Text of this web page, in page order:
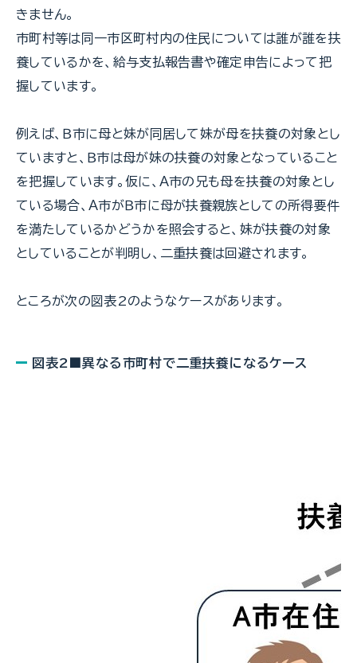
きません。
市町村等は同一市区町村内の住民については誰が誰を扶
養しているかを、給与支払報告書や確定申告によって把
握しています。
例えば、Ｂ市に母と妹が同居して妹が母を扶養の対象とし
ていますと、Ｂ市は母が妹の扶養の対象となっていること
を把握しています。仮に、Ａ市の兄も母を扶養の対象とし
ている場合、Ａ市がＢ市に母が扶養親族としての所得要件
を満たしているかどうかを照会すると、妹が扶養の対象
としていることが判明し、二重扶養は回避されます。
ところが次の図表2のようなケースがあります。
図表2■異なる市町村で二重扶養になるケース